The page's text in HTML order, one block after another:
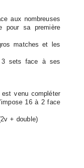
aux nombreuses
pour sa première
matches et les
3 sets face à ses
venu compléter
16 à 2 face
+ double)